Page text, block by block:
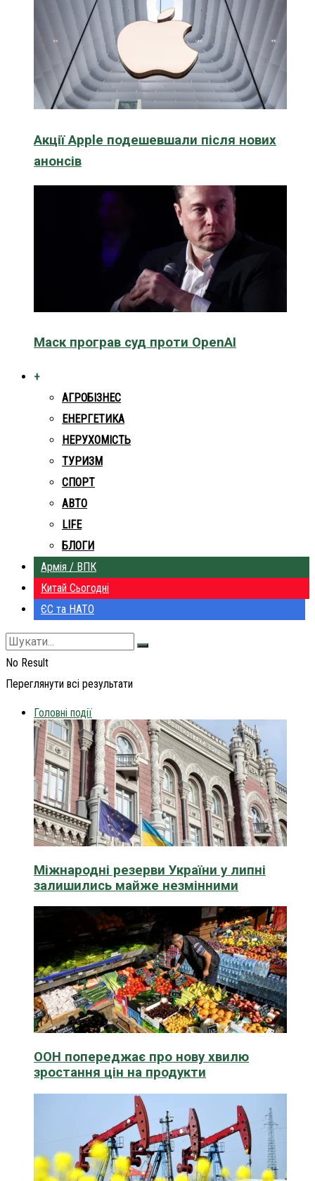
Акції Apple подешевшали після нових
анонсів
Маск програв суд проти OpenAI
+
АГРОБІЗНЕС
ЕНЕРГЕТИКА
НЕРУХОМІСТЬ
ТУРИЗМ
СПОРТ
АВТО
LIFE
БЛОГИ
Армія / ВПК
Китай Сьогодні
ЄС та НАТО
No Result
Переглянути всі результати
Головні події
Міжнародні резерви України у липні
залишились майже незмінними
ООН попереджає про нову хвилю
зростання цін на продукти